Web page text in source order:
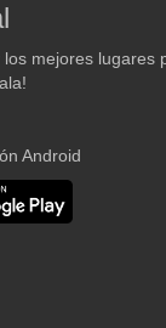
mejores lugares
Android